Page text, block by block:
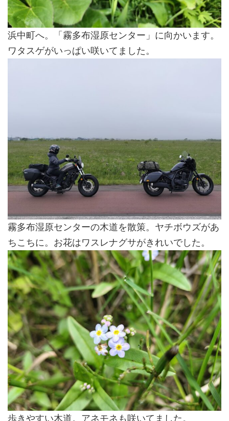
浜中町へ。「霧多布湿原センター」に向かいます。
ワタスゲがいっぱい咲いてました。
霧多布湿原センターの木道を散策。ヤチボウズがあ
ちこちに。お花はワスレナグサがきれいでした。
歩きやすい木道。アネモネも咲いてました。